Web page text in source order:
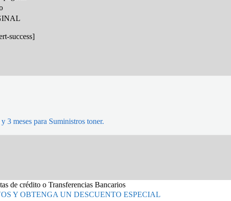
success]
3 meses para Suministros toner.
de crédito o Transferencias Bancarios
Y OBTENGA UN DESCUENTO ESPECIAL